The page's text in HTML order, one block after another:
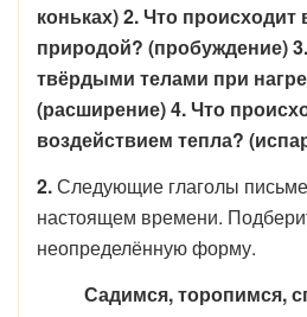
коньках) 2. Что происходит
природой? (пробуждение)
твёрдыми телами при
(расширение) 4. Что
воздействием тепла?
2.Следующие глаголы
настоящем времени.
неопределённую форму.
Садимся, торопимся,